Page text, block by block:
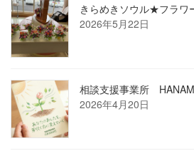
きらめきソウル★フラワ
2026年5月22日
相談支援事業所
2026年4月20日